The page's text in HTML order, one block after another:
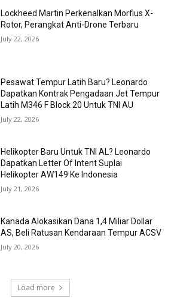
Lockheed Martin Perkenalkan Morfius X-
Rotor, Perangkat Anti-Drone Terbaru
July 22, 2026
Pesawat Tempur Latih Baru? Leonardo
Dapatkan Kontrak Pengadaan Jet Tempur
Latih M346 F Block 20 Untuk TNI AU
July 22, 2026
Helikopter Baru Untuk TNI AL? Leonardo
Dapatkan Letter Of Intent Suplai
Helikopter AW149 Ke Indonesia
July 21, 2026
Kanada Alokasikan Dana 1,4 Miliar Dollar
AS, Beli Ratusan Kendaraan Tempur ACSV
July 20, 2026
Load more